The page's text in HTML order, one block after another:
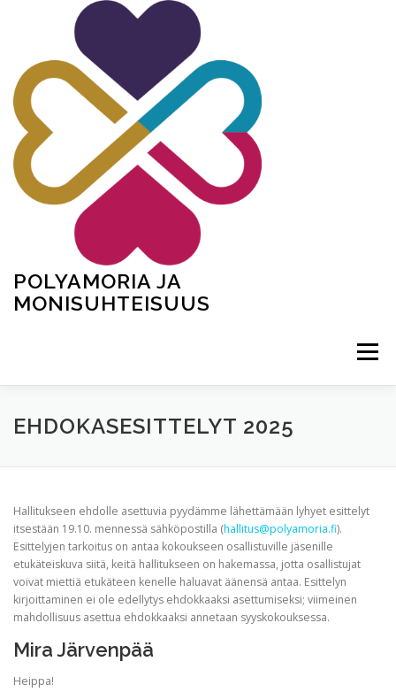
POLYAMORIA JA
MONISUHTEISUUS
Valikko
TERVETULOA TIETOA APUA VERTAISTOIMINTA
EHDOKASESITTELYT 2025
Hallitukseen ehdolle asettuvia pyydämme lähettämään lyhyet esittelyt
itsestään 19.10. mennessä sähköpostilla (hallitus@polyamoria.fi).
Esittelyjen tarkoitus on antaa kokoukseen osallistuville jäsenille
etukäteiskuva siitä, keitä hallitukseen on hakemassa, jotta osallistujat
voivat miettiä etukäteen kenelle haluavat äänensä antaa. Esittelyn
kirjoittaminen ei ole edellytys ehdokkaaksi asettumiseksi; viimeinen
mahdollisuus asettua ehdokkaaksi annetaan syyskokouksessa.
Mira Järvenpää
Heippa!